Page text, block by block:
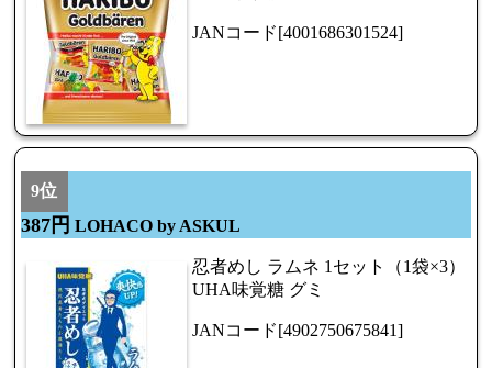
JANコード[4001686301524]
9位
387円 LOHACO by ASKUL
忍者めし ラムネ 1セット（1袋×3）
UHA味覚糖 グミ
JANコード[4902750675841]